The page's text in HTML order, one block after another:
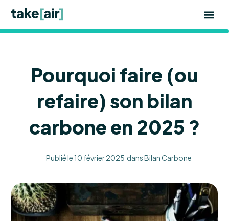
Pourquoi faire (ou
refaire) son bilan
carbone en 2025 ?
Publié le10 février 2025 dansBilan Carbone